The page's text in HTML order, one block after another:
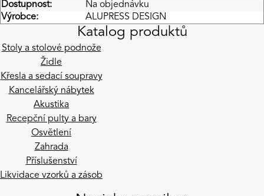
Dostupnost:
Na objednávku
Výrobce:
ALUPRESS DESIGN
Katalog produktů
Stoly a stolové podnože
Židle
Křesla a sedací soupravy
Kancelářský nábytek
Akustika
Recepční pulty a bary
Osvětlení
Zahrada
Příslušenství
Likvidace vzorků a zásob